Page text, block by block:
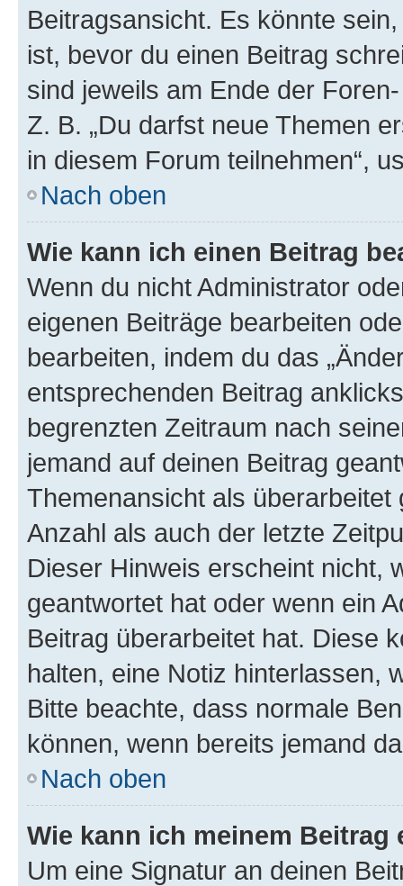
Beitragsansicht. Es könnte
ist, bevor du einen Beitrag
sind jeweils am Ende der
Z. B. „Du darfst neue Themen
in diesem Forum teilnehmen“,
Nach oben
Wie kann ich einen Beitrag
Wenn du nicht Administrator
eigenen Beiträge bearbeiten
bearbeiten, indem du das
entsprechenden Beitrag
begrenzten Zeitraum nach
jemand auf deinen Beitrag
Themenansicht als
Anzahl als auch der letzte
Dieser Hinweis erscheint nicht,
geantwortet hat oder wenn ein
Beitrag überarbeitet hat. Diese
halten, eine Notiz hinterlassen,
Bitte beachte, dass normale
können, wenn bereits jemand
Nach oben
Wie kann ich meinem
Um eine Signatur an deinen